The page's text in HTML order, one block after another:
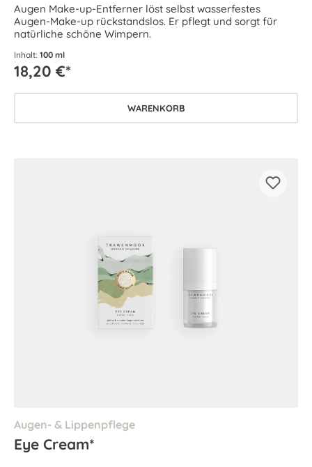
Augen Make-up-Entferner löst selbst wasserfestes
Augen-Make-up rückstandslos. Er pflegt und sorgt für
natürliche schöne Wimpern.
Inhalt: 100 ml
18,20 €*
WARENKORB
Augen- & Lippenpflege
Eye Cream*